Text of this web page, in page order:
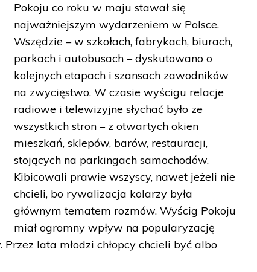
Pokoju co roku w maju stawał się
najważniejszym wydarzeniem w Polsce.
Wszędzie – w szkołach, fabrykach, biurach,
parkach i autobusach – dyskutowano o
kolejnych etapach i szansach zawodników
na zwycięstwo. W czasie wyścigu relacje
radiowe i telewizyjne słychać było ze
wszystkich stron – z otwartych okien
mieszkań, sklepów, barów, restauracji,
stojących na parkingach samochodów.
Kibicowali prawie wszyscy, nawet jeżeli nie
chcieli, bo rywalizacja kolarzy była
głównym tematem rozmów. Wyścig Pokoju
miał ogromny wpływ na popularyzację
lata młodzi chłopcy chcieli być albo